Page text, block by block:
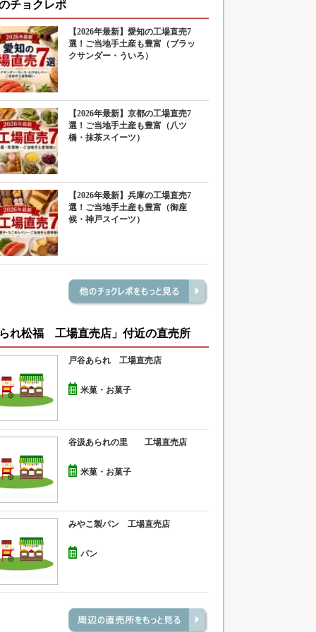
チョクレポ
【2026年最新】愛知の工場直売7
選！ご当地手土産も豊富（ブラッ
クサンダー・ういろ）
【2026年最新】京都の工場直売7
選！ご当地手土産も豊富（八ツ
橋・抹茶スイーツ）
【2026年最新】兵庫の工場直売7
選！ご当地手土産も豊富（御座
候・神戸スイーツ）
れ松福 工場直売店」付近の直売所
戸谷あられ 工場直売店
米菓・お菓子
谷汲あられの里 工場直売店
米菓・お菓子
みやこ製パン 工場直売店
パン